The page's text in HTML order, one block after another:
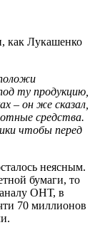
как Лукашенко
ту продукцию,
– он же сказал,
средства.
чтобы перед
неясным.
бумаги, то
ОНТ, в
70 миллионов